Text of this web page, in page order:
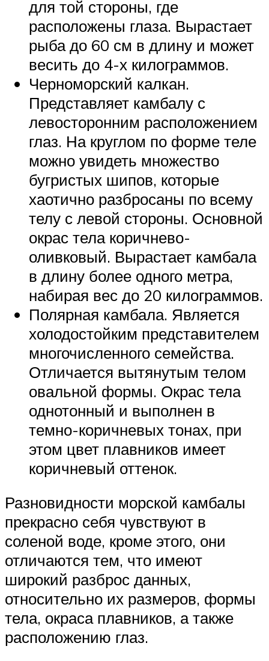
для той стороны, где
расположены глаза. Вырастает
рыба до 60 см в длину и может
весить до 4-х килограммов.
Черноморский калкан.
Представляет камбалу с
левосторонним расположением
глаз. На круглом по форме теле
можно увидеть множество
бугристых шипов, которые
хаотично разбросаны по всему
телу с левой стороны. Основной
окрас тела коричнево-
оливковый. Вырастает камбала
в длину более одного метра,
набирая вес до 20 килограммов.
Полярная камбала. Является
холодостойким представителем
многочисленного семейства.
Отличается вытянутым телом
овальной формы. Окрас тела
однотонный и выполнен в
темно-коричневых тонах, при
этом цвет плавников имеет
коричневый оттенок.
Разновидности морской камбалы
прекрасно себя чувствуют в
соленой воде, кроме этого, они
отличаются тем, что имеют
широкий разброс данных,
относительно их размеров, формы
тела, окраса плавников, а также
расположению глаз.